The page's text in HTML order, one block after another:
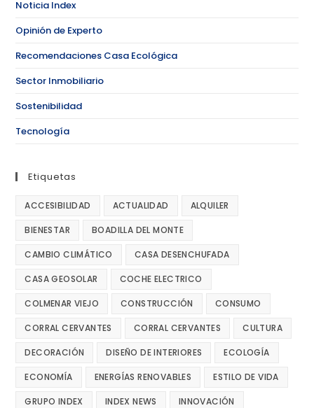
Noticia Index
Opinión de Experto
Recomendaciones Casa Ecológica
Sector Inmobiliario
Sostenibilidad
Tecnología
Etiquetas
ACCESIBILIDAD ACTUALIDAD ALQUILER
BIENESTAR BOADILLA DEL MONTE
CAMBIO CLIMÁTICO CASA DESENCHUFADA
CASA GEOSOLAR COCHE ELECTRICO
COLMENAR VIEJO CONSTRUCCIÓN CONSUMO
CORRAL CERVANTES CORRAL CERVANTES CULTURA
DECORACIÓN DISEÑO DE INTERIORES ECOLOGÍA
ECONOMÍA ENERGÍAS RENOVABLES ESTILO DE VIDA
GRUPO INDEX INDEX NEWS INNOVACIÓN